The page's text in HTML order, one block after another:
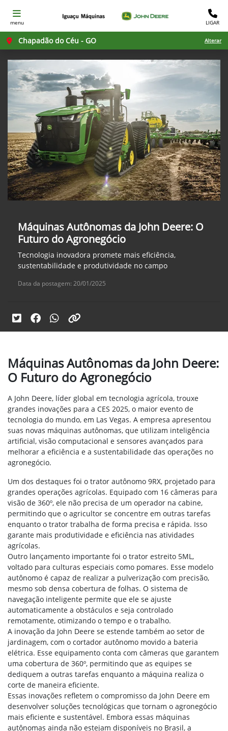
menu LIGAR
Chapadão do Céu - GO Alterar
Máquinas Autônomas da John Deere: O
Futuro do Agronegócio
Tecnologia inovadora promete mais eficiência,
sustentabilidade e produtividade no campo
Data da postagem: 20/01/2025
Máquinas Autônomas da John Deere:
O Futuro do Agronegócio
A John Deere, líder global em tecnologia agrícola, trouxe
grandes inovações para a CES 2025, o maior evento de
tecnologia do mundo, em Las Vegas. A empresa apresentou
suas novas máquinas autônomas, que utilizam inteligência
artificial, visão computacional e sensores avançados para
melhorar a eficiência e a sustentabilidade das operações no
agronegócio.
Um dos destaques foi o trator autônomo 9RX, projetado para
grandes operações agrícolas. Equipado com 16 câmeras para
visão de 360º, ele não precisa de um operador na cabine,
permitindo que o agricultor se concentre em outras tarefas
enquanto o trator trabalha de forma precisa e rápida. Isso
garante mais produtividade e eficiência nas atividades
agrícolas.
Outro lançamento importante foi o trator estreito 5ML,
voltado para culturas especiais como pomares. Esse modelo
autônomo é capaz de realizar a pulverização com precisão,
mesmo sob densa cobertura de folhas. O sistema de
navegação inteligente permite que ele se ajuste
automaticamente a obstáculos e seja controlado
remotamente, otimizando o tempo e o trabalho.
A inovação da John Deere se estende também ao setor de
jardinagem, com o cortador autônomo movido a bateria
elétrica. Esse equipamento conta com câmeras que garantem
uma cobertura de 360º, permitindo que as equipes se
dediquem a outras tarefas enquanto a máquina realiza o
corte de maneira eficiente.
Essas inovações refletem o compromisso da John Deere em
desenvolver soluções tecnológicas que tornam o agronegócio
mais eficiente e sustentável. Embora essas máquinas
autônomas ainda não estejam disponíveis no Brasil, a